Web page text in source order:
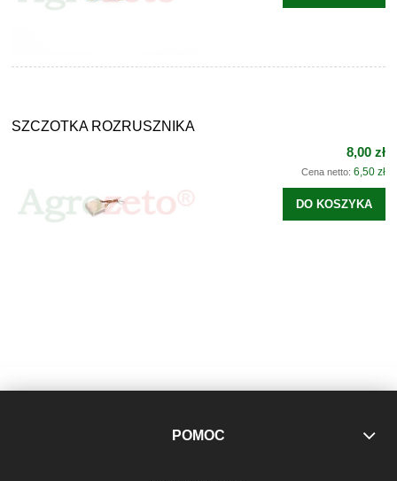
SZCZOTKA ROZRUSZNIKA
8,00 zł
Cena netto: 6,50 zł
DO KOSZYKA
POMOC